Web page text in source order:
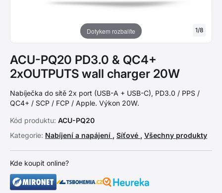
Dotykem rozbalíte 1/8
ACU-PQ20 PD3.0 & QC4+
2xOUTPUTS wall charger 20W
Nabíječka do sítě 2x port (USB-A + USB-C), PD3.0 / PPS /
QC4+ / SCP / FCP / Apple. Výkon 20W.
Kód produktu: ACU-PQ20
Kategorie: Nabíjení a napájení , Síťové , Všechny produkty
Kde koupit online?